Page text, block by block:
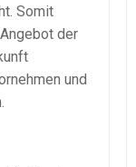
Somit
der
und